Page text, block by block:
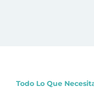
Todo Lo Que